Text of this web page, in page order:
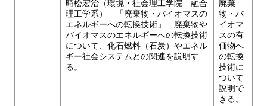
時松宏治（環境・社会理工学院 融合
理工学系） 「廃棄物・バイオマスの
エネルギーへの転換技術」 廃棄物や
バイオマスのエネルギーへの転換技術
について、化石燃料（石炭）やエネル
ギー社会システムとの関連を説明す
る。
廃棄
物・バ
イオマ
スの有
価物へ
の転換
技術に
ついて
説明で
きる。